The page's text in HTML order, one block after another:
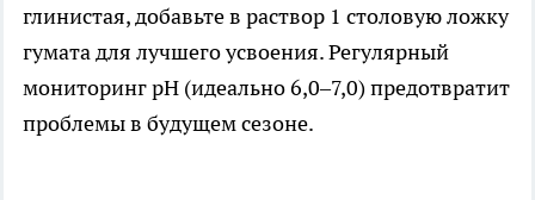
глинистая, добавьте в раствор 1 столовую ложку
гумата для лучшего усвоения. Регулярный
мониторинг pH (идеально 6,0–7,0) предотвратит
проблемы в будущем сезоне.